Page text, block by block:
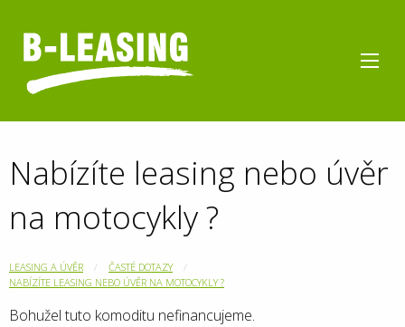
Nabízíte leasing nebo úvěr
na motocykly ?
LEASING A ÚVĚR
ČASTÉ DOTAZY
NABÍZÍTE LEASING NEBO ÚVĚR NA MOTOCYKLY ?
Bohužel tuto komoditu nefinancujeme.